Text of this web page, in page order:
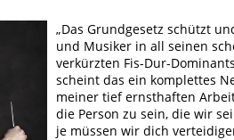
„Das Grundgesetz schützt
und Musiker in all seinen
verkürzten Fis-Dur-
scheint das ein komplettes
meiner tief ernsthaften
die Person zu sein, die wir
je müssen wir dich